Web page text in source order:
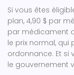
Si vous êtes
plan, 4,90 $ par
par médicament
le prix normal, qui
ordonnance. Et si
le gouvernement